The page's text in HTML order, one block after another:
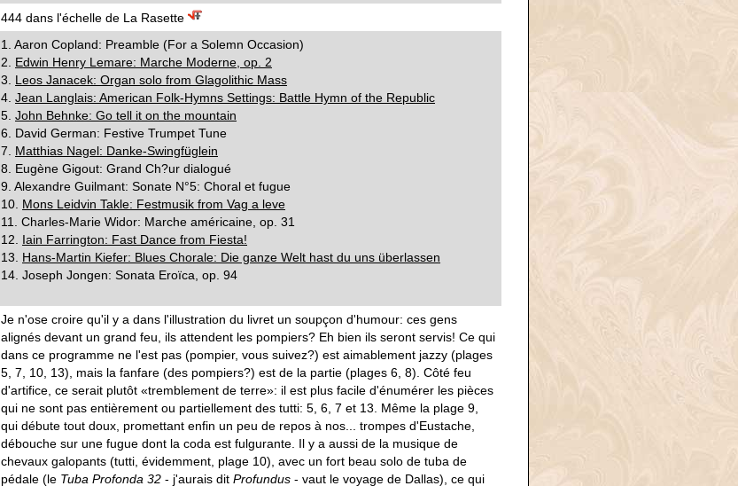
444 dans l'échelle de La Rasette
1. Aaron Copland: Preamble (For a Solemn Occasion)
2. Edwin Henry Lemare: Marche Moderne, op. 2
3. Leos Janacek: Organ solo from Glagolithic Mass
4. Jean Langlais: American Folk-Hymns Settings: Battle Hymn of the Republic
5. John Behnke: Go tell it on the mountain
6. David German: Festive Trumpet Tune
7. Matthias Nagel: Danke-Swingfüglein
8. Eugène Gigout: Grand Ch?ur dialogué
9. Alexandre Guilmant: Sonate N°5: Choral et fugue
10. Mons Leidvin Takle: Festmusik from Vag a leve
11. Charles-Marie Widor: Marche américaine, op. 31
12. Iain Farrington: Fast Dance from Fiesta!
13. Hans-Martin Kiefer: Blues Chorale: Die ganze Welt hast du uns überlassen
14. Joseph Jongen: Sonata Eroïca, op. 94
Je n'ose croire qu'il y a dans l'illustration du livret un soupçon d'humour: ces gens
alignés devant un grand feu, ils attendent les pompiers? Eh bien ils seront servis! Ce qui
dans ce programme ne l'est pas (pompier, vous suivez?) est aimablement jazzy (plages
5, 7, 10, 13), mais la fanfare (des pompiers?) est de la partie (plages 6, 8). Côté feu
d'artifice, ce serait plutôt «tremblement de terre»: il est plus facile d'énumérer les pièces
qui ne sont pas entièrement ou partiellement des tutti: 5, 6, 7 et 13. Même la plage 9,
qui débute tout doux, promettant enfin un peu de repos à nos... trompes d'Eustache,
débouche sur une fugue dont la coda est fulgurante. Il y a aussi de la musique de
chevaux galopants (tutti, évidemment, plage 10), avec un fort beau solo de tuba de
pédale (le Tuba Profonda 32 - j'aurais dit Profundus - vaut le voyage de Dallas), ce qui